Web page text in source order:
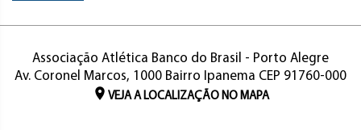
Associação Atlética Banco do Brasil - Porto Alegre
Av. Coronel Marcos, 1000 Bairro Ipanema CEP 91760-000
VEJA A LOCALIZAÇÃO NO MAPA